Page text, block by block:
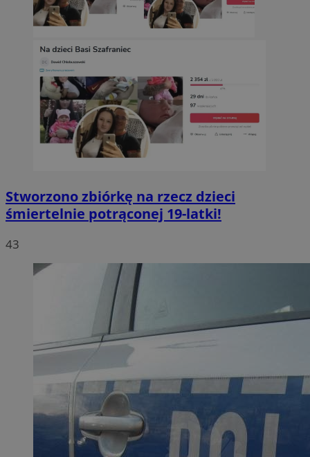
Stworzono zbiórkę na rzecz dzieci
śmiertelnie potrąconej 19-latki!
43